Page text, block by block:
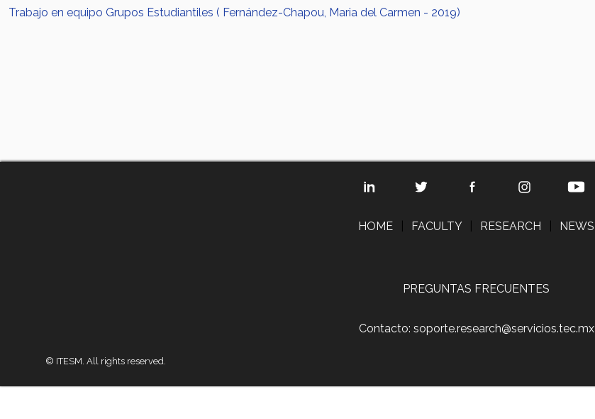
Trabajo en equipo Grupos Estudiantiles ( Fernández-Chapou, Maria del Carmen - 2019)
HOME FACULTY RESEARCH NEWS
PREGUNTAS FRECUENTES
Contacto: soporte.research@servicios.tec.mx
© ITESM. All rights reserved.